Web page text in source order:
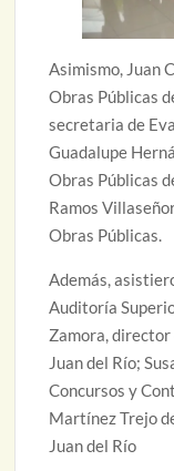
Asimismo, Juan
Obras Públicas
secretaria de
Guadalupe
Obras Públicas
Ramos
Obras Públicas.
Además,
Auditoría
Zamora, director
Juan del Río;
Concursos y
Martínez Trejo
Juan del Río